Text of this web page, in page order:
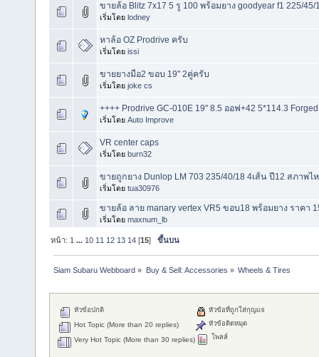
ขายล้อ Blitz 7x17 5 รู 100 พร้อมยาง goodyear f1 225/45/
เริ่มโดย lodney
หาล้อ OZ Prodrive ครับ
เริ่มโดย issi
ขายยางมือ2 ขอบ 19" 2คู่ครับ
เริ่มโดย joke cs
++++ Prodrive GC-010E 19" 8.5 ออฟ+42 5*114.3
เริ่มโดย Auto Improve
VR center caps
เริ่มโดย burn32
ขายถูกยาง Dunlop LM 703 235/40/18 4เส้น ปี12 สภาพไ
เริ่มโดย tua30976
ขายล้อ ลาย manary vertex VR5 ขอบ18 พร้อมยาง ราคา
เริ่มโดย maxnum_lb
หน้า: 1 ... 10 11 12 13 14 [15]ขึ้นบน
Siam Subaru Webboard » Buy & Sell: Accessories » Wheels & Tires
หัวข้อปกติ
Hot Topic (More than 20 replies)
Very Hot Topic (More than 30 replies)
หัวข้อที่ถูกใส่กุญแจ
หัวข้อติดหมุด
โพลล์